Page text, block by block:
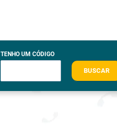
TENHO UM CÓDIGO
BUSCAR